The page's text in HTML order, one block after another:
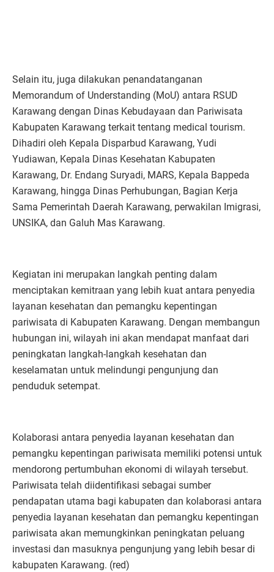
Selain itu, juga dilakukan penandatanganan
Memorandum of Understanding (MoU) antara RSUD
Karawang dengan Dinas Kebudayaan dan Pariwisata
Kabupaten Karawang terkait tentang medical tourism.
Dihadiri oleh Kepala Disparbud Karawang, Yudi
Yudiawan, Kepala Dinas Kesehatan Kabupaten
Karawang, Dr. Endang Suryadi, MARS, Kepala Bappeda
Karawang, hingga Dinas Perhubungan, Bagian Kerja
Sama Pemerintah Daerah Karawang, perwakilan Imigrasi,
UNSIKA, dan Galuh Mas Karawang.
Kegiatan ini merupakan langkah penting dalam
menciptakan kemitraan yang lebih kuat antara penyedia
layanan kesehatan dan pemangku kepentingan
pariwisata di Kabupaten Karawang. Dengan membangun
hubungan ini, wilayah ini akan mendapat manfaat dari
peningkatan langkah-langkah kesehatan dan
keselamatan untuk melindungi pengunjung dan
penduduk setempat.
Kolaborasi antara penyedia layanan kesehatan dan
pemangku kepentingan pariwisata memiliki potensi untuk
mendorong pertumbuhan ekonomi di wilayah tersebut.
Pariwisata telah diidentifikasi sebagai sumber
pendapatan utama bagi kabupaten dan kolaborasi antara
penyedia layanan kesehatan dan pemangku kepentingan
pariwisata akan memungkinkan peningkatan peluang
investasi dan masuknya pengunjung yang lebih besar di
kabupaten Karawang. (red)